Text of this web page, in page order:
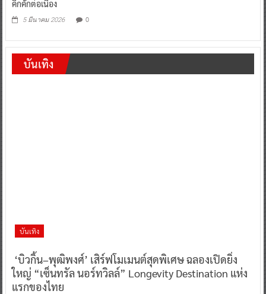
คึกคักต่อเนื่อง
5 มีนาคม 2026 0
บันเทิง
บันเทิง
‘บิวกิ้น–พุฒิพงศ์’ เสิร์ฟโมเมนต์สุดพิเศษ ฉลองเปิดยิ่ง
ใหญ่ “เซ็นทรัล นอร์ทวิลล์” Longevity Destination แห่ง
แรกของไทย